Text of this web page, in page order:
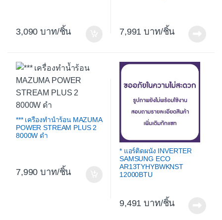
3,090 /ชิ้น 7,991 /ชิ้น
*** เครื่องทำน้ำร้อน MAZUMA
POWER STREAM PLUS 2
8000W ดำ
7,990 /ชิ้น
* แอร์ติดผนัง INVERTER
SAMSUNG ECO
AR13TYHYBWKNST
12000BTU
9,491 /ชิ้น